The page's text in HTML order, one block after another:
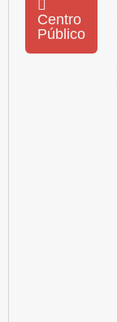
Centro
Público